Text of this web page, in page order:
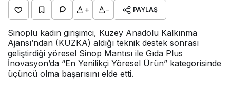
+ - PAYLAŞ
Sinoplu kadın girişimci, Kuzey Anadolu Kalkınma
Ajansı’ndan (KUZKA) aldığı teknik destek sonrası
geliştirdiği yöresel Sinop Mantısı ile Gıda Plus
İnovasyon’da “En Yenilikçi Yöresel Ürün” kategorisinde
üçüncü olma başarısını elde etti.